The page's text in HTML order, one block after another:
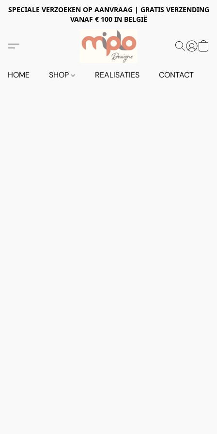
SPECIALE VERZOEKEN OP AANVRAAG | GRATIS VERZENDING
VANAF € 100 IN BELGIË
HOME SHOP REALISATIES CONTACT